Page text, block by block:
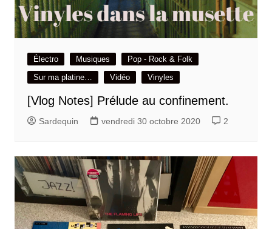
Électro Musiques
Pop - Rock & Folk
Sur ma platine…
Vidéo Vinyles
[Vlog Notes] Prélude au confinement.
Sardequin vendredi 30 octobre 2020 2